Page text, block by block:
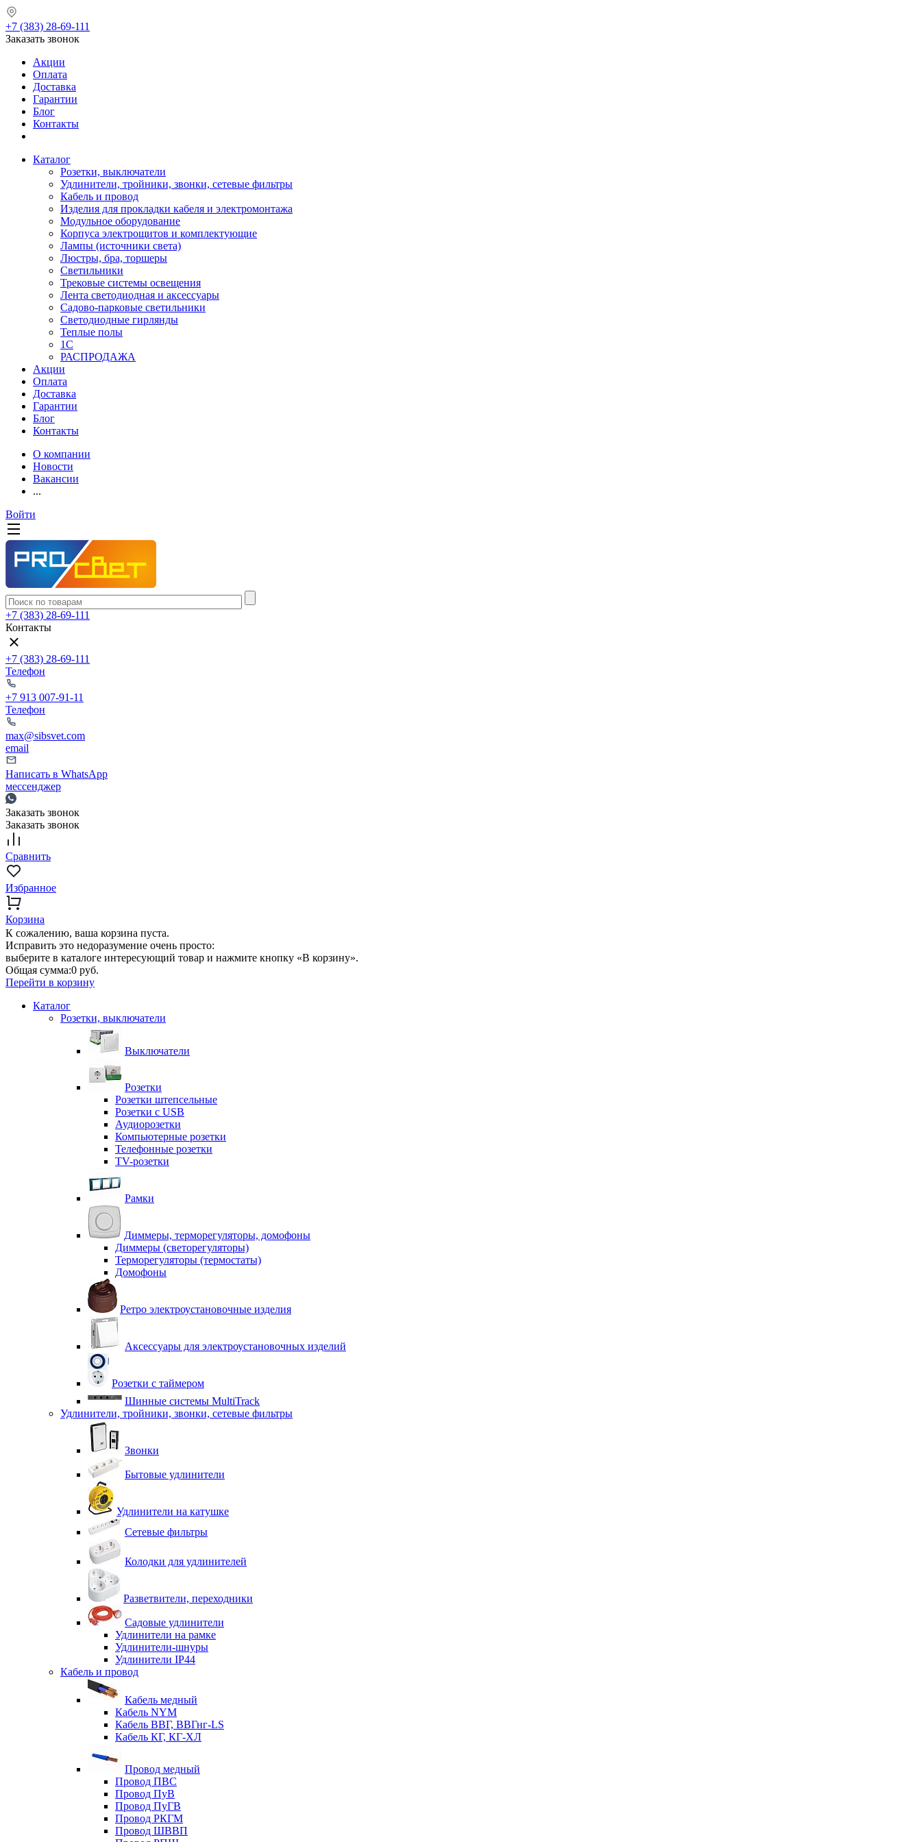
+7 (383) 28-69-111
Заказать звонок
Акции
Оплата
Доставка
Гарантии
Блог
Контакты
Каталог
Розетки, выключатели
Удлинители, тройники, звонки, сетевые фильтры
Кабель и провод
Изделия для прокладки кабеля и электромонтажа
Модульное оборудование
Корпуса электрощитов и комплектующие
Лампы (источники света)
Люстры, бра, торшеры
Светильники
Трековые системы освещения
Лента светодиодная и аксессуары
Садово-парковые светильники
Светодиодные гирлянды
Теплые полы
1С
РАСПРОДАЖА
Акции
Оплата
Доставка
Гарантии
Блог
Контакты
О компании
Новости
Вакансии
...
Войти
+7 (383) 28-69-111
Контакты
+7 (383) 28-69-111
Телефон
+7 913 007-91-11
Телефон
max@sibsvet.com
email
Написать в WhatsApp
мессенджер
Заказать звонок
Заказать звонок
Сравнить
Избранное
Корзина
К сожалению, ваша корзина пуста.
Исправить это недоразумение очень просто:
выберите в каталоге интересующий товар и нажмите кнопку «В корзину».
Общая сумма:0 руб.
Перейти в корзину
Каталог
Розетки, выключатели
Выключатели
Розетки
Розетки штепсельные
Розетки с USB
Аудиорозетки
Компьютерные розетки
Телефонные розетки
TV-розетки
Рамки
Диммеры, терморегуляторы, домофоны
Диммеры (светорегуляторы)
Терморегуляторы (термостаты)
Домофоны
Ретро электроустановочные изделия
Аксессуары для электроустановочных изделий
Розетки с таймером
Шинные системы MultiTrack
Удлинители, тройники, звонки, сетевые фильтры
Звонки
Бытовые удлинители
Удлинители на катушке
Сетевые фильтры
Колодки для удлинителей
Разветвители, переходники
Садовые удлинители
Удлинители на рамке
Удлинители-шнуры
Удлинители IP44
Кабель и провод
Кабель медный
Кабель NYM
Кабель ВВГ, ВВГнг-LS
Кабель КГ, КГ-ХЛ
Провод медный
Провод ПВС
Провод ПуВ
Провод ПуГВ
Провод РКГМ
Провод ШВВП